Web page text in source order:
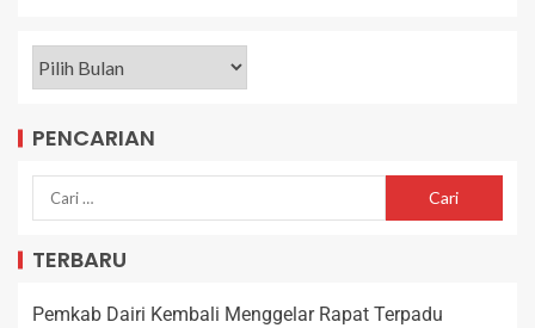
PENCARIAN
TERBARU
Pemkab Dairi Kembali Menggelar Rapat Terpadu